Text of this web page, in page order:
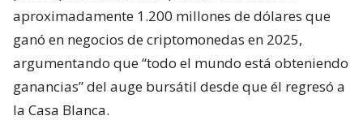
aproximadamente 1.200 millones de dólares que
ganó en negocios de criptomonedas en 2025,
argumentando que “todo el mundo está obteniendo
ganancias” del auge bursátil desde que él regresó a
la Casa Blanca.